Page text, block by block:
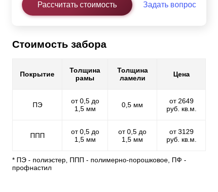
Рассчитать стоимость Задать вопрос
Стоимость забора
Покрытие
Толщина
рамы
Толщина
ламели
Цена
ПЭ
от 0,5 до
1,5 мм
0,5 мм
от 2649
руб. кв.м.
ППП
от 0,5 до
1,5 мм
от 0,5 до
1,5 мм
от 3129
руб. кв.м.
* ПЭ - полиэстер, ППП - полимерно-порошковое, ПФ -
профнастил